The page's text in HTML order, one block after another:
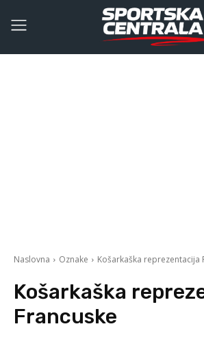
Naslovna Oznake Košarkaška reprezentacija
Košarkaška
Francuske